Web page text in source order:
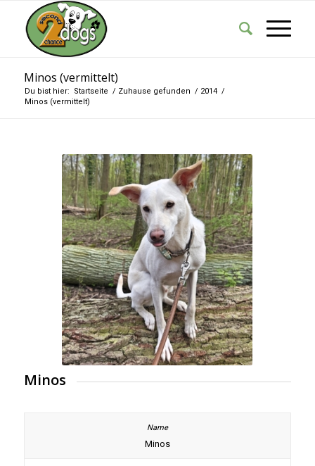
Minos (vermittelt)
Du bist hier: Startseite / Zuhause gefunden / 2014 /
Minos (vermittelt)
Minos
Minos